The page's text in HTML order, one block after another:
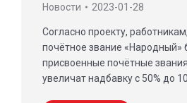
Новости 2023-01-28
Согласно проекту,
почётное звание
присвоенные почётные
увеличат надбавку с 50% до